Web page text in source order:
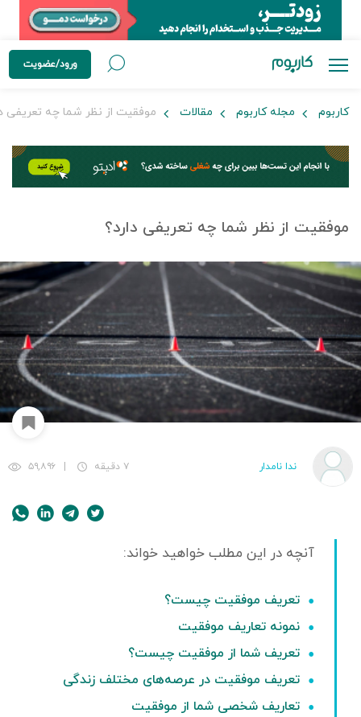
ورود/عضویت
کاربوم مجله کاربوم مقالات موفقیت از نظر شما چه تعریفی
موفقیت از نظر شما چه تعریفی دارد؟
ندا نامدار ۷ دقیقه ۵۹,۸۹۶
تعریف موفقیت چیست؟
نمونه تعاریف موفقیت
تعریف شما از موفقیت چیست؟
تعریف موفقیت در عرصه‌های مختلف زندگی
تعاریف شخصی شما از موفقیت